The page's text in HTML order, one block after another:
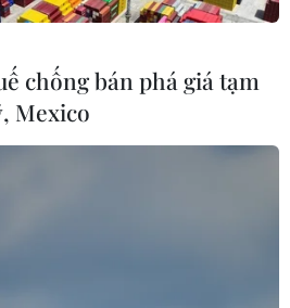
chống COVID-19.
chống bán phá giá tạm
Mexico